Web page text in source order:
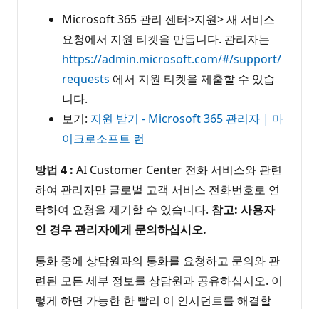
Microsoft 365 관리 센터>지원> 새 서비스
요청에서 지원 티켓을 만듭니다. 관리자는
https://admin.microsoft.com/#/support/
requests 에서 지원 티켓을 제출할 수 있습
니다.
보기: 지원 받기 - Microsoft 365 관리자 | 마
이크로소프트 런
방법 4 : AI Customer Center 전화 서비스와 관련
하여 관리자만 글로벌 고객 서비스 전화번호로 연
락하여 요청을 제기할 수 있습니다. 참고: 사용자
인 경우 관리자에게 문의하십시오.
통화 중에 상담원과의 통화를 요청하고 문의와 관
련된 모든 세부 정보를 상담원과 공유하십시오. 이
렇게 하면 가능한 한 빨리 이 인시던트를 해결할